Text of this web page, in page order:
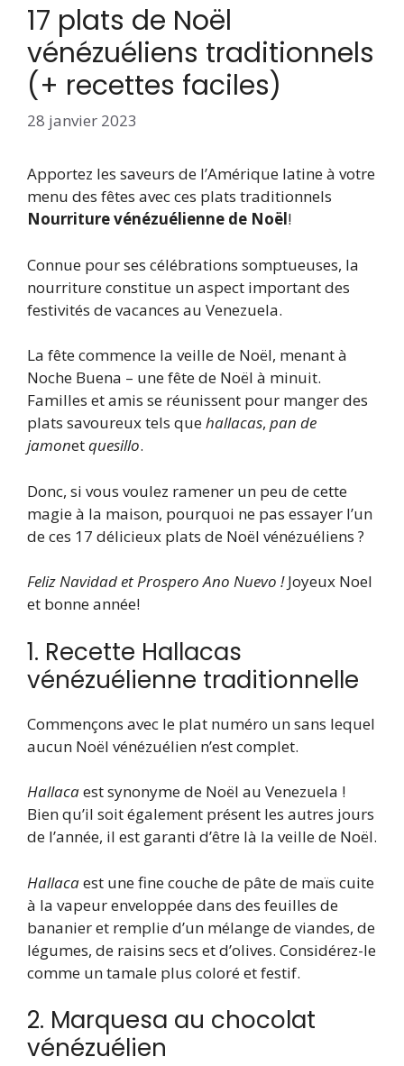
17 plats de Noël
vénézuéliens traditionnels
(+ recettes faciles)
28 janvier 2023
Apportez les saveurs de l’Amérique latine à votre
menu des fêtes avec ces plats traditionnels
Nourriture vénézuélienne de Noël!
Connue pour ses célébrations somptueuses, la
nourriture constitue un aspect important des
festivités de vacances au Venezuela.
La fête commence la veille de Noël, menant à
Noche Buena – une fête de Noël à minuit.
Familles et amis se réunissent pour manger des
plats savoureux tels quehallacas, pan de
jamonetquesillo.
Donc, si vous voulez ramener un peu de cette
magie à la maison, pourquoi ne pas essayer l’un
de ces 17 délicieux plats de Noël vénézuéliens ?
Feliz Navidad et Prospero Ano Nuevo !Joyeux Noel
et bonne année!
1. Recette Hallacas
vénézuélienne traditionnelle
Commençons avec le plat numéro un sans lequel
aucun Noël vénézuélien n’est complet.
Hallacaest synonyme de Noël au Venezuela !
Bien qu’il soit également présent les autres jours
de l’année, il est garanti d’être là la veille de Noël.
Hallacaest une fine couche de pâte de maïs cuite
à la vapeur enveloppée dans des feuilles de
bananier et remplie d’un mélange de viandes, de
légumes, de raisins secs et d’olives. Considérez-le
comme un tamale plus coloré et festif.
2. Marquesa au chocolat
vénézuélien